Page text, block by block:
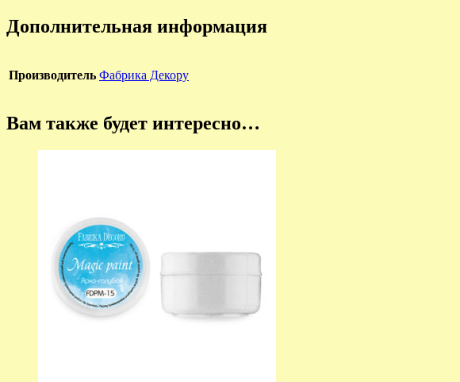
Дополнительная информация
Производитель Фабрика Декору
Вам также будет интересно…